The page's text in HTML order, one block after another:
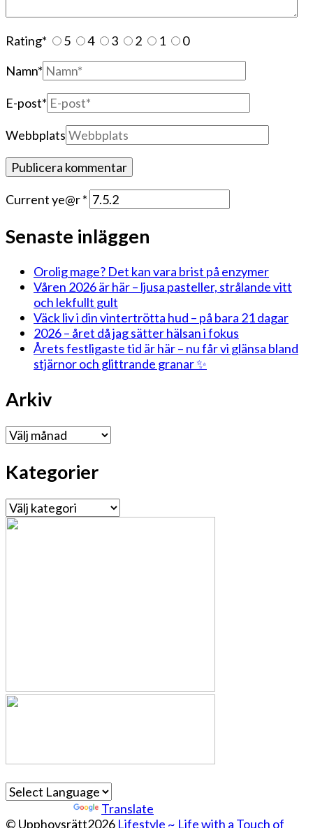
Rating* 5 4 3 2 1
0
Namn*
E-post*
Webbplats
Current ye@r*
Senaste inläggen
Orolig mage? Det kan vara brist på enzymer
Våren 2026 är här – ljusa pasteller, strålande vitt
och lekfullt gult
Väck liv i din vintertrötta hud – på bara 21 dagar
2026 – året då jag sätter hälsan i fokus
Årets festligaste tid är här – nu får vi glänsa bland
stjärnor och glittrande granar ✨
Arkiv
Arkiv
Kategorier
Kategorier
Translate
© Upphovsrätt2026 Lifestyle ~ Life with a Touch of